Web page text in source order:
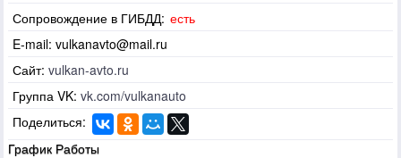
Сопровождение в ГИБДД: есть
E-mail: vulkanavto@mail.ru
Сайт: vulkan-avto.ru
Группа VK: vk.com/vulkanauto
Поделиться:
График Работы